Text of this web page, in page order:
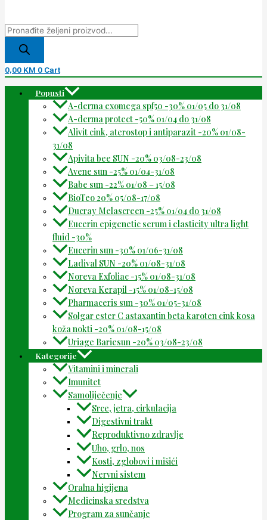
0,00 KM 0 Cart
Popusti
A-derma exomega spf50 -30% 01/05 do 31/08
A-derma protect -50% 01/04 do 31/08
Alivit cink, aterostop i antiparazit -20% 01/08-
31/08
Apivita bee SUN -20% 03/08-23/08
Avene sun -25% 01/04-31/08
Babe sun -22% 01/08 – 15/08
BioTeo 20% 05/08-17/08
Ducray Melascreen -25% 01/04 do 31/08
Eucerin epigenetic serum i elasticity ultra light
fluid -30%
Eucerin sun -30% 01/06-31/08
Ladival SUN -20% 01/08-31/08
Noreva Exfoliac -15% 01/08-31/08
Noreva Kerapil -15% 01/08-15/08
Pharmaceris sun -30% 01/05-31/08
Solgar ester C astaxantin beta karoten cink kosa
koža nokti -20% 01/08-15/08
Uriage Bariesun -20% 03/08-23/08
Kategorije
Vitamini i minerali
Imunitet
Samoliječenje
Srce, jetra, cirkulacija
Digestivni trakt
Reproduktivno zdravlje
Uho, grlo, nos
Kosti, zglobovi i mišići
Nervni sistem
Oralna higijena
Medicinska sredstva
Program za sunčanje